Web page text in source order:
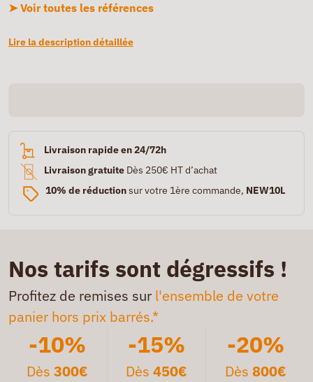
➤ Voir toutes les références
Lire la description détaillée
Livraison rapide en 24/72h
Livraison gratuite Dès 250€ HT d’achat
10% de réductionsur votre 1ère commande, NEW10L
Nos tarifs sont dégressifs !
Profitez de remises sur l'ensemble de votre
panier hors prix barrés.*
-10%
Dès300€
-15%
Dès 450€
-20%
Dès 800€